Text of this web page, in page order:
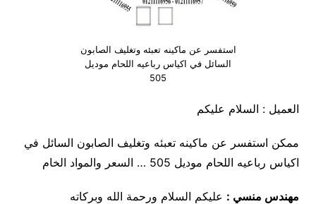
استفسر عن ماكينه تعبئه وتغليف الصابون
السائل في اكياس رباعيه اللحام موديل
505
العميل : السلام عليكم
ممكن استفسر عن ماكينه تعبئه وتغليف الصابون السائل في
اكياس رباعيه اللحام موديل 505 … السعر والمواد الخام
مهندس منسي : عليكم السلام ورحمة الله وبركاته